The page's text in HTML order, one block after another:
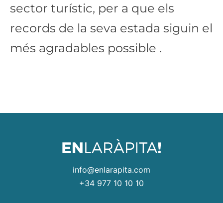
sector turístic, per a que els
records de la seva estada siguin el
més agradables possible .
info@enlarapita.com
+34 977 10 10 10